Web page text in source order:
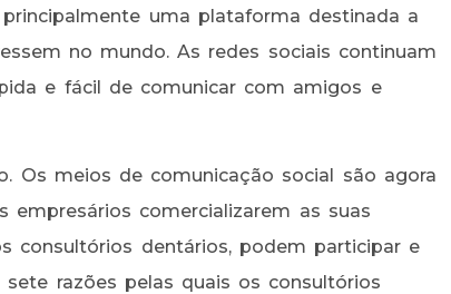
uma plataforma destinada a
no mundo. As redes sociais continuam
e fácil de comunicar com amigos e
Os meios de comunicação social são agora
comercializarem as suas
consultórios dentários, podem participar e
razões pelas quais os consultórios